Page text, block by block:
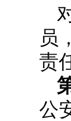
员
责
公